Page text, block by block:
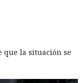
que la situación se